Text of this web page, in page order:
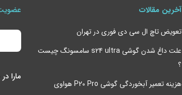
آخرین مقالات
تعویض تاچ ال سی دی فوری در تهران
علت داغ شدن گوشی s24 ultra سامسونگ چیست
؟
هزینه تعمیر آبخوردگی گوشی P20 Pro هواوی
مارا